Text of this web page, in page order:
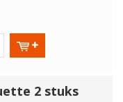
2 stuks